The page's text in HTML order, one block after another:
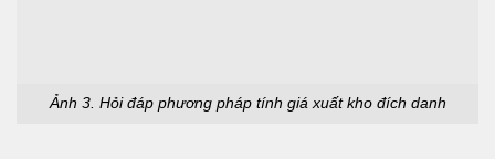
Ảnh 3. Hỏi đáp phương pháp tính giá xuất kho đích danh